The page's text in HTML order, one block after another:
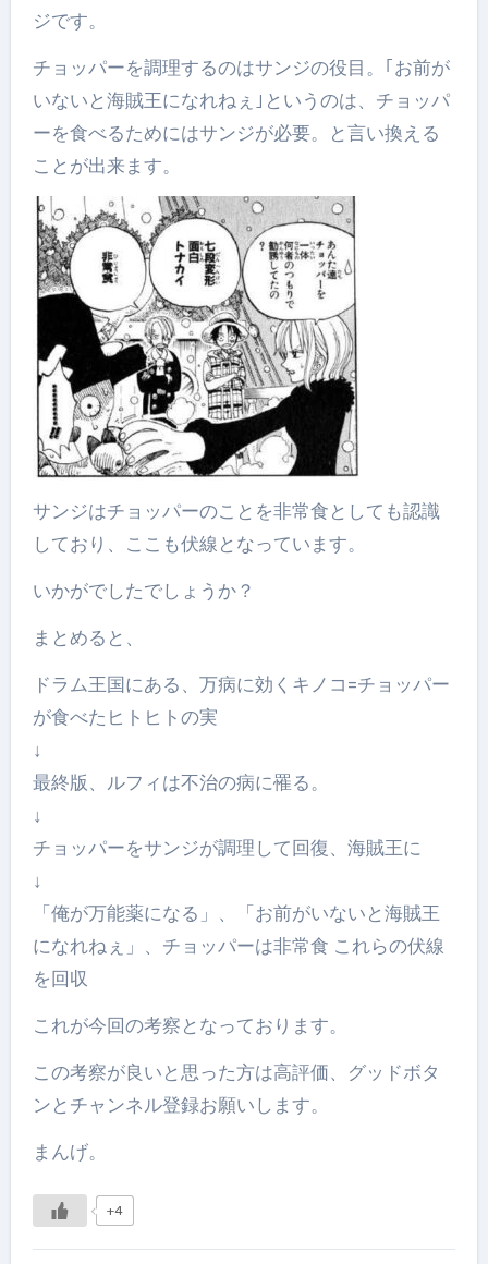
ジです。
チョッパーを調理するのはサンジの役目。｢お前が
いないと海賊王になれねぇ｣というのは、チョッパ
ーを食べるためにはサンジが必要。と言い換える
ことが出来ます。
サンジはチョッパーのことを非常食としても認識
しており、ここも伏線となっています。
いかがでしたでしょうか？
まとめると、
ドラム王国にある、万病に効くキノコ=チョッパー
が食べたヒトヒトの実
↓
最終版、ルフィは不治の病に罹る。
↓
チョッパーをサンジが調理して回復、海賊王に
↓
「俺が万能薬になる」、「お前がいないと海賊王
になれねぇ」、チョッパーは非常食 これらの伏線
を回収
これが今回の考察となっております。
この考察が良いと思った方は高評価、グッドボタ
ンとチャンネル登録お願いします。
まんげ。
+4